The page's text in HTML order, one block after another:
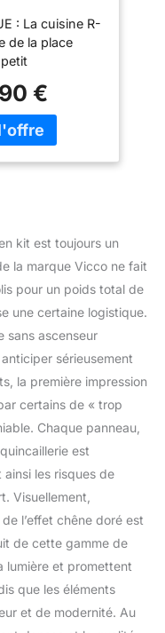
: La cuisine R-
de la place
four. Des
pour lave-
: La cuisine
hauts peut être
et adaptée
Les
une
supplémentaire.
: Le meuble
a une largeur
et une
207 cm. Les
bas ont une
de 46 cm.
four :
cm.
: Les façades
de la cuisine
en
de particules de
revêtement
mélaminée.
DE
€
kit est toujours un
la marque Vicco ne fait
pour un poids total de
une certaine logistique.
sans ascenseur
sérieusement
la première impression
certains de « trop
Chaque panneau,
est
les risques de
Visuellement,
l’effet chêne doré est
de cette gamme de
lumière et promettent
que les éléments
et de modernité. Au